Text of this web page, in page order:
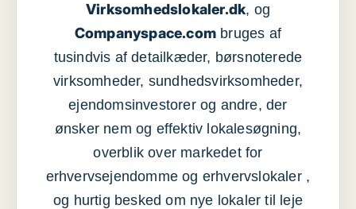
Virksomhedslokaler.dk, og
Companyspace.com bruges af
tusindvis af detailkæder, børsnoterede
virksomheder, sundhedsvirksomheder,
ejendomsinvestorer og andre, der
ønsker nem og effektiv lokalesøgning,
overblik over markedet for
erhvervsejendomme og erhvervslokaler ,
og hurtig besked om nye lokaler til leje